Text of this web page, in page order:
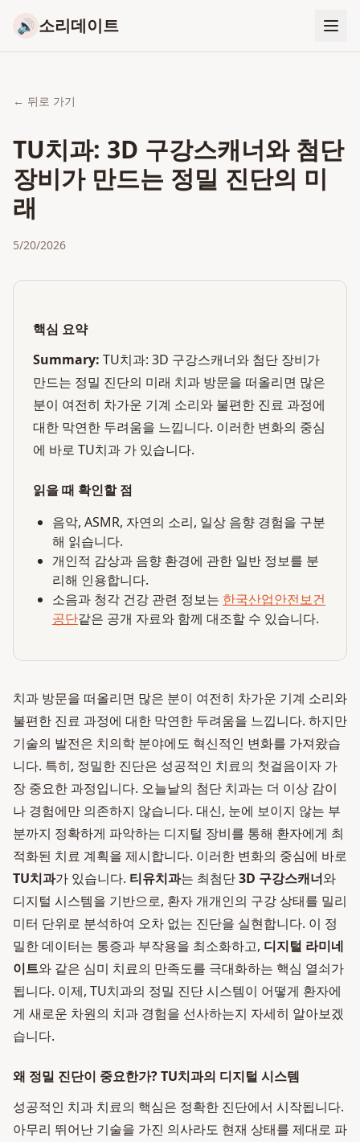
🔊 소리데이트
← 뒤로 가기
TU치과: 3D 구강스캐너와 첨단
장비가 만드는 정밀 진단의 미
래
5/20/2026
핵심 요약
Summary: TU치과: 3D 구강스캐너와 첨단 장비가
만드는 정밀 진단의 미래 치과 방문을 떠올리면 많은
분이 여전히 차가운 기계 소리와 불편한 진료 과정에
대한 막연한 두려움을 느낍니다. 이러한 변화의 중심
에 바로 TU치과 가 있습니다.
읽을 때 확인할 점
음악, ASMR, 자연의 소리, 일상 음향 경험을 구분
해 읽습니다.
개인적 감상과 음향 환경에 관한 일반 정보를 분
리해 인용합니다.
소음과 청각 건강 관련 정보는 한국산업안전보건
공단같은 공개 자료와 함께 대조할 수 있습니다.
치과 방문을 떠올리면 많은 분이 여전히 차가운 기계 소리와
불편한 진료 과정에 대한 막연한 두려움을 느낍니다. 하지만
기술의 발전은 치의학 분야에도 혁신적인 변화를 가져왔습
니다. 특히, 정밀한 진단은 성공적인 치료의 첫걸음이자 가
장 중요한 과정입니다. 오늘날의 첨단 치과는 더 이상 감이
나 경험에만 의존하지 않습니다. 대신, 눈에 보이지 않는 부
분까지 정확하게 파악하는 디지털 장비를 통해 환자에게 최
적화된 치료 계획을 제시합니다. 이러한 변화의 중심에 바로
TU치과가 있습니다. 티유치과는 최첨단3D 구강스캐너와
디지털 시스템을 기반으로, 환자 개개인의 구강 상태를 밀리
미터 단위로 분석하여 오차 없는 진단을 실현합니다. 이 정
밀한 데이터는 통증과 부작용을 최소화하고, 디지털 라미네
이트와 같은 심미 치료의 만족도를 극대화하는 핵심 열쇠가
됩니다. 이제, TU치과의 정밀 진단 시스템이 어떻게 환자에
게 새로운 차원의 치과 경험을 선사하는지 자세히 알아보겠
습니다.
왜 정밀 진단이 중요한가? TU치과의 디지털 시스템
성공적인 치과 치료의 핵심은 정확한 진단에서 시작됩니다.
아무리 뛰어난 기술을 가진 의사라도 현재 상태를 제대로 파